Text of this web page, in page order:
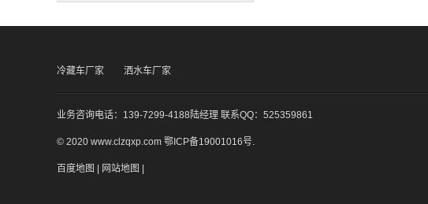
冷藏车厂家 洒水车厂家
业务咨询电话：139-7299-4188陆经理 联系QQ：525359861
© 2020 www.clzqxp.com 鄂ICP备19001016号
百度地图 | 网站地图 |